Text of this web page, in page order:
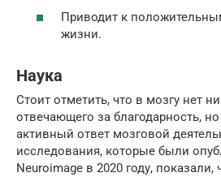
Приводит к
жизни.
Наука
Стоит отметить, что в мозгу нет
отвечающего за благодарность,
активный ответ мозговой
исследования, которые были
Neuroimage в 2020 году, показали,